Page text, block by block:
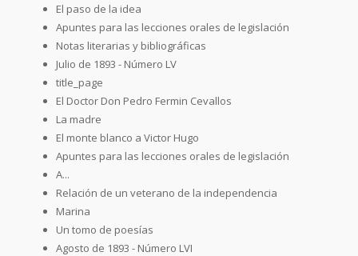
El paso de la idea
Apuntes para las lecciones orales de legislación
Notas literarias y bibliográficas
Julio de 1893 - Número LV
title_page
El Doctor Don Pedro Fermin Cevallos
La madre
El monte blanco a Victor Hugo
Apuntes para las lecciones orales de legislación
A...
Relación de un veterano de la independencia
Marina
Un tomo de poesías
Agosto de 1893 - Número LVI